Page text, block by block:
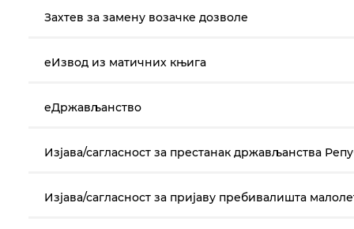
Захтев за замену возачке дозволе
еИзвод из матичних књига
еДржављанство
Изјава/сагласност за престанак држављанства
Изјава/сагласност за пријаву пребивалишта